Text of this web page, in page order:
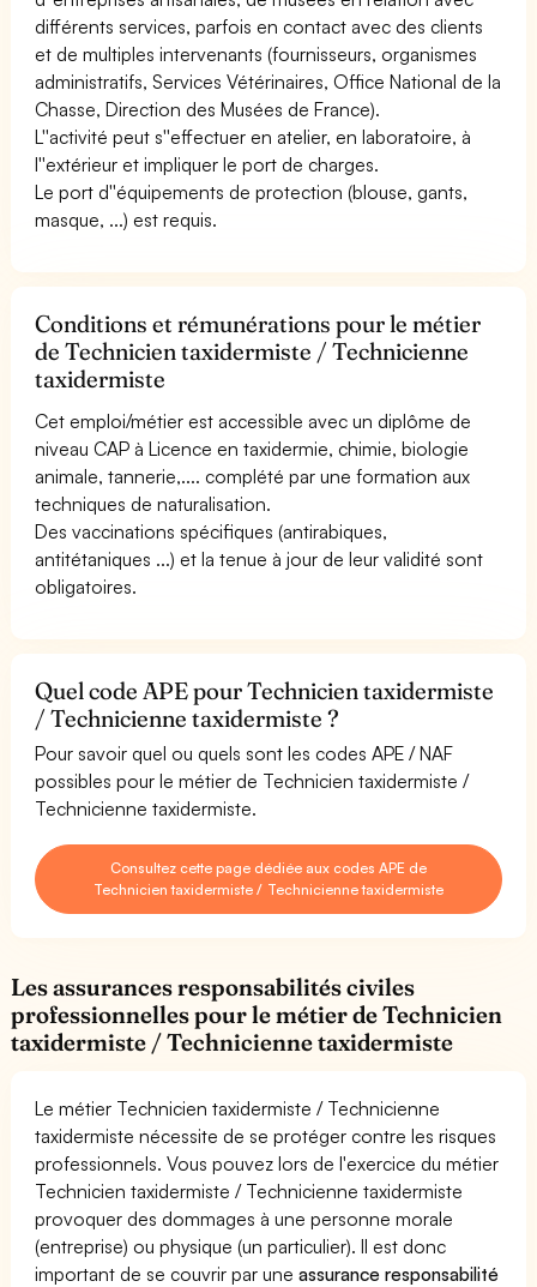
différents services, parfois en contact avec des clients
et de multiples intervenants (fournisseurs, organismes
administratifs, Services Vétérinaires, Office National de la
Chasse, Direction des Musées de France).
L''activité peut s''effectuer en atelier, en laboratoire, à
l''extérieur et impliquer le port de charges.
Le port d''équipements de protection (blouse, gants,
masque, ...) est requis.
Conditions et rémunérations pour le métier
de Technicien taxidermiste / Technicienne
taxidermiste
Cet emploi/métier est accessible avec un diplôme de
niveau CAP à Licence en taxidermie, chimie, biologie
animale, tannerie,.... complété par une formation aux
techniques de naturalisation.
Des vaccinations spécifiques (antirabiques,
antitétaniques ...) et la tenue à jour de leur validité sont
obligatoires.
Quel code APE pour Technicien taxidermiste
/ Technicienne taxidermiste ?
Pour savoir quel ou quels sont les codes APE / NAF
possibles pour le métier de Technicien taxidermiste /
Technicienne taxidermiste.
Consultez cette page dédiée aux codes APE de
Technicien taxidermiste / Technicienne taxidermiste
Les assurances responsabilités civiles
professionnelles pour le métier de Technicien
taxidermiste / Technicienne taxidermiste
Le métier Technicien taxidermiste / Technicienne
taxidermiste nécessite de se protéger contre les risques
professionnels. Vous pouvez lors de l'exercice du métier
Technicien taxidermiste / Technicienne taxidermiste
provoquer des dommages à une personne morale
(entreprise) ou physique (un particulier). Il est donc
important de se couvrir par uneassurance responsabilité